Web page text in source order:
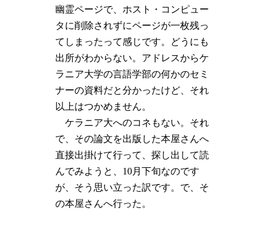
幽霊ページで、ホスト・コンピュー
タに削除されずにページが一枚残っ
てしまったって感じです。どうにも
出所がわからない。アドレスからケ
ラニア大学の言語学部の何かのセミ
ナーの資料だと分かったけど、それ
以上はつかめません。
ケラニア大へのコネもない。それ
で、その論文を出版した本屋さんへ
直接出掛けて行って、探し出して読
んでみようと、10月下旬なのです
が、そう思い立った訳です。で、そ
の本屋さんへ行った。